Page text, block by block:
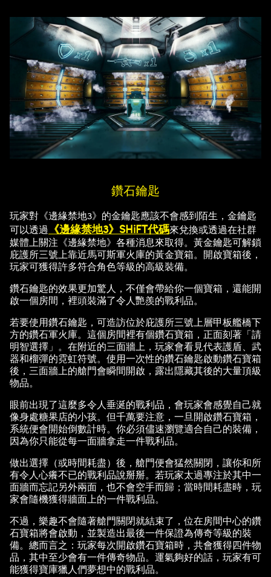
鑽石鑰匙
玩家對《邊緣禁地3》的金鑰匙應該不會感到陌生，金鑰匙
可以透過 《邊緣禁地3》SHiFT代碼來兌換或透過在社群
媒體上關注《邊緣禁地》各種消息來取得。黃金鑰匙可解鎖
庇護所三號上靠近馬可斯軍火庫的黃金寶箱。開啟寶箱後，
玩家可獲得許多符合角色等級的高級裝備。
鑽石鑰匙的效果更加驚人，不僅會帶給你一個寶箱，還能開
啟一個房間，裡頭裝滿了令人艷羨的戰利品。
若要使用鑽石鑰匙，可造訪位於庇護所三號上層甲板艦橋下
方的鑽石軍火庫。這個房間裡有個鑽石寶箱，正面刻著「請
明智選擇」。在附近的三面牆上，玩家會看見代表護盾、武
器和榴彈的霓虹符號。使用一次性的鑽石鑰匙啟動鑽石寶箱
後，三面牆上的艙門會瞬間開啟，露出隱藏其後的大量頂級
物品。
眼前出現了這麼多令人垂涎的戰利品，會玩家會感覺自己就
像身處糖果店的小孩。但千萬要注意，一旦開啟鑽石寶箱，
系統便會開始倒數計時。你必須儘速瀏覽適合自己的裝備，
因為你只能從每一面牆拿走一件戰利品。
做出選擇（或時間耗盡）後，艙門便會猛然關閉，讓你和所
有令人心癢不已的戰利品說掰掰。若玩家太過專注於其中一
面牆而忘記另外兩面，也不會空手而歸；當時間耗盡時，玩
家會隨機獲得牆面上的一件戰利品。
不過，樂趣不會隨著艙門關閉就結束了，位在房間中心的鑽
石寶箱將會啟動，並製造出最後一件保證為傳奇等級的裝
備。總而言之：玩家每次開啟鑽石寶箱時，共會獲得四件物
品，其中至少會有一件傳奇物品。運氣夠好的話，玩家有可
能獲得寶庫獵人們夢想中的戰利品。